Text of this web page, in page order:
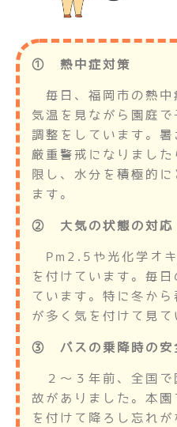
① 熱中症対策
毎日、福岡市の熱中
気温を見ながら園庭
調整をしています。
厳重警戒になりました
限し、水分を積極的
ます。
② 大気の状態の対応
Pm2.5や光化学オキ
を付けています。毎
ています。特に冬か
が多く気を付けて見て
③ バスの乗降時の安
２～３年前、全国で
故がありました。本
を付けて降ろし忘れ